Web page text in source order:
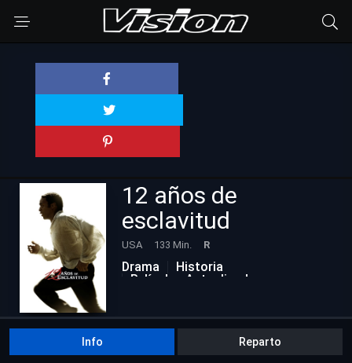
12 años de
esclavitud
USA 133 Min. R
Drama
Historia
Películas Actualizadas
Info Reparto